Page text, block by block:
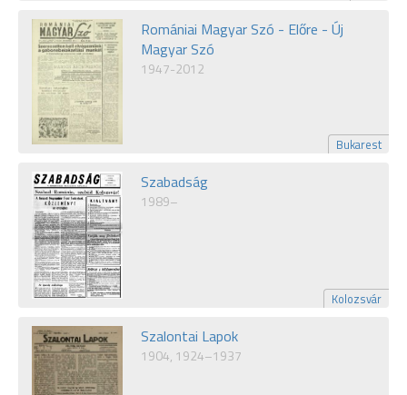
Romániai Magyar Szó - Előre - Új
Magyar Szó
1947-2012
Bukarest
Szabadság
1989–
Kolozsvár
Szalontai Lapok
1904, 1924–1937